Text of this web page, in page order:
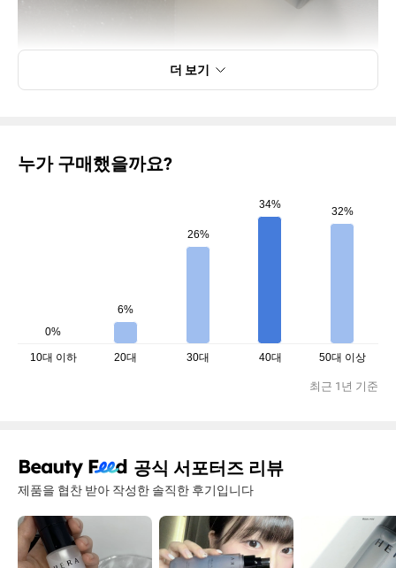
더 보기
누가 구매했을까요?
0%
6%
26%
34%
32%
10대 이하 20대 30대 40대 50대 이상
최근 1년 기준
공식 서포터즈 리뷰
제품을 협찬 받아 작성한 솔직한 후기입니다